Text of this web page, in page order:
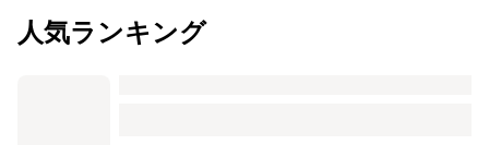
人気ランキング